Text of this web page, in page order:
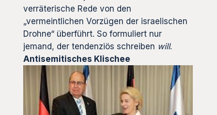
verräterische Rede von den
„vermeintlichen Vorzügen der israelischen
Drohne“ überführt. So formuliert nur
jemand, der tendenziös schreiben will.
Antisemitisches Klischee